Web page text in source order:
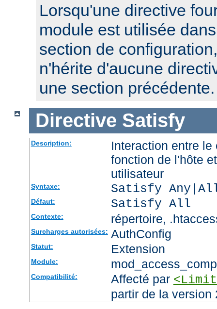
Lorsqu'une directive
module est utilisée
section de
n'hérite d'aucune
une section précédente.
Directive Satisfy
Description:
Interaction entre
fonction de l'hôte
utilisateur
Syntaxe: Satisfy
Défaut: Satisfy All
Contexte: répertoire,
Surcharges autorisées: AuthConfig
Statut: Extension
Module:
Compatibilité: Affecté par
partir de la version